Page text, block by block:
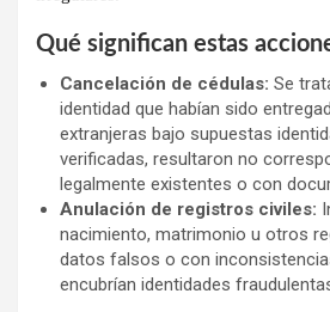
Qué significan estas
Cancelación de cédulas: Se
identidad que habían sido
extranjeras bajo supuestas
verificadas, resultaron no
legalmente existentes o con
Anulación de registros civiles:
nacimiento, matrimonio u otros
datos falsos o con
encubrían identidades